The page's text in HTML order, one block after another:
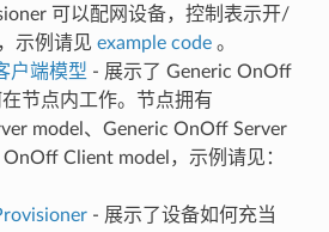
可以配网设备，控制表示开/
示例请见 example code 。
户端模型 - 展示了 Generic OnOff
节点内工作。节点拥有
model、Generic OnOff Server
Client model，示例请见：
- 展示了设备如何充当